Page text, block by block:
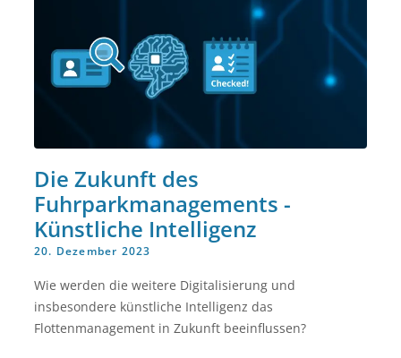
Demo Login
Die Zukunft des
Fuhrparkmanagements -
Künstliche Intelligenz
20. Dezember 2023
Wie werden die weitere Digitalisierung und
insbesondere künstliche Intelligenz das
Flottenmanagement in Zukunft beeinflussen?